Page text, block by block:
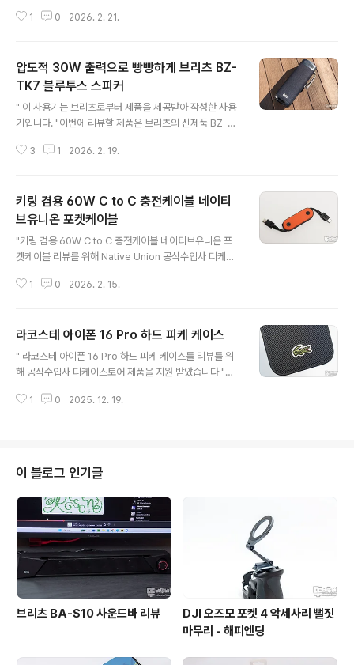
케이스, 아크 펄스(Arc Pulse) 항공 우주 등급 알루미늄
드로 유명한데요. 에어팟 프로 본연의 디자인을 최대한 드
러내면서도, 메탈 소재 특유의 고급스러움으로 기기를 감
싸주는 독보적인 감성을 자랑합니다. 실제 사용 느낌은 어
떠했는지 리뷰를 통해 자세히 살펴보겠습니다. 리뷰~ Star
를 사용했으며, 띠지를 활용해 제품의 핵심 특징을 명확히
1 0 2026. 2. 21.
압도적 30W 출력으로 빵빵하게 브리츠 BZ-
TK7 블루투스 스피커
" 이 사용기는 브리츠로부터 제품을 제공받아 작성한 사용
기입니다. "이번에 리뷰할 제품은 브리츠의 신제품 BZ-T
투스 5.3 버전을 탑재한 모델로 15W 출력의 66mm 드라
한 사운드를 선사합니다. MicroSD 카드를 이용한 MP3
재생과 IPX5 등급의 생활방수 지원, 그리고 텀블러 형태의
뛰어난 휴대성까지 겸비해 묘한 매력을 발산하는 BZ-TK
7 리뷰를 통해 상세히 살펴보겠습니다. 리뷰~ Start!! 패키
면의 인쇄 내용을 한 번에 담아 보았습니다..
3 1 2026. 2. 19.
키링 겸용 60W C to C 충전케이블 네이티
브유니온 포켓케이블
"키링 겸용 60W C to C 충전케이블 네이티브유니온 포
켓케이블 리뷰를 위해 Native Union 공식수입사 디케이
이티브유니온 포켓 케이블 60W C to C 입니다.네이티브
니다.키링형 디자인으로 제품 상단에는 오링이 부착되어
있으며, 케이블 휴대 시 꼬임을 방지하기 위해 170mm 길
이로 조금 작게 디자인되었습니다. 듀폰사의 케블라 섬유
임에도 견뎌내는 뛰어난 내구성을 가지고 있어 튼튼함이
1 0 2026. 2. 15.
라코스테 아이폰 16 Pro 하드 피케 케이스
" 라코스테 아이폰 16 Pro 하드 피케 케이스를 리뷰를 위
해 공식수입사 디케이스토어 제품을 지원 받았습니다 "이
름을 떨쳤던 악어 로고가 인상적인 라코스테 아이폰 16 Pr
이 아이폰에 적용되어 가지고 다닐 맛이 나는 케이스입니
다.최신 아이폰의 필수라 할 수 있는 맥세이프를 기본으로
제공하고 있어서 활용도 좋다는.....정말 오랜만에 보는 라
코스테 로고네요.제품의 특징을 딱 봐도 슬림함, 낙하 보호,
간편한 장착, 재활용이 가능한 패키징 구성과 1933년으로
시작되는 테니스 챔피언 르네 라..
1 0 2025. 12. 19.
이 블로그 인기글
브리츠 BA-S10 사운드바 리뷰
DJI 오즈모 포켓 4 악세사리 뻘짓
마무리 - 해피엔딩